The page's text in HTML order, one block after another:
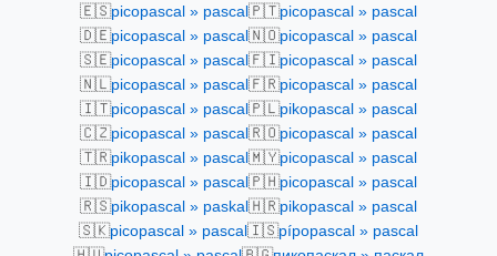
🇪🇸picopascal » pascal 🇵🇹picopascal » pascal
🇩🇪picopascal » pascal 🇳🇴picopascal » pascal
🇸🇪picopascal » pascal 🇫🇮picopascal » pascal
🇳🇱picopascal » pascal 🇫🇷picopascal » pascal
🇮🇹picopascal » pascal 🇵🇱pikopascal » pascal
🇨🇿picopascal » pascal 🇷🇴picopascal » pascal
🇹🇷pikopascal » pascal 🇲🇾picopascal » pascal
🇮🇩picopascal » pascal 🇵🇭picopascal » pascal
🇷🇸pikopascal » paskal 🇭🇷pikopascal » pascal
🇸🇰picopascal » pascal 🇮🇸pípopascal » pascal